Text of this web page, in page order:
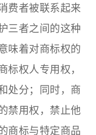
费者被联系起来
三者之间的这种
味着对商标权的
标权人专用权，
处分；同时，商
禁用权，禁止他
商标与特定商品